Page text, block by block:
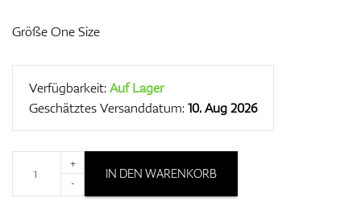
Größe One Size
Verfügbarkeit:Auf Lager
Geschätztes Versanddatum:10. Aug 2026
+
-
IN DEN WARENKORB